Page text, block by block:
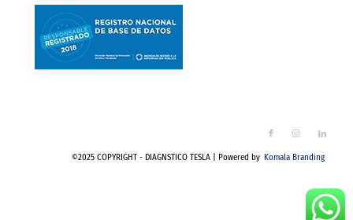
©2025 COPYRIGHT - DIAGNSTICO TESLA | Powered by Komala Branding